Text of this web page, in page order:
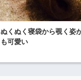
ぬくぬく寝袋から覗く姿
も可愛い